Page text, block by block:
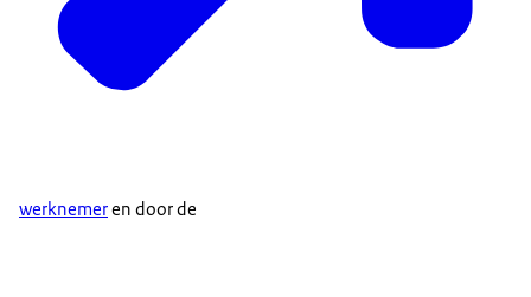
werknemeren door de